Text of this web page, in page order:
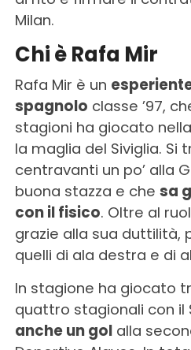
Milan.
Chi è Rafa Mir
Rafa Mir è un
spagnolo classe ’97,
stagioni ha giocato
la maglia del Siviglia. Si
centravanti un po’ alla
buona stazza e che sa
con il fisico. Oltre al
grazie alla sua duttilità,
quelli di ala destra e di
In stagione ha giocato
quattro stagionali con il
anche un golalla